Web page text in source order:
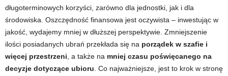
długoterminowych korzyści, zarówno dla jednostki, jak i dla
środowiska. Oszczędność finansowa jest oczywista – inwestując w
jakość, wydajemy mniej w dłuższej perspektywie. Zmniejszenie
ilości posiadanych ubrań przekłada się na porządek w szafie i
więcej przestrzeni , a także na mniej czasu poświęcanego na
decyzje dotyczące ubioru . Co najważniejsze, jest to krok w stronę